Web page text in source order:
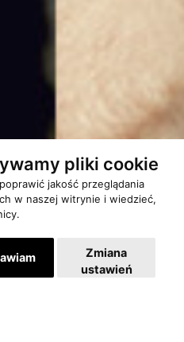
pliki cookie
jakość przeglądania
w naszej witrynie i wiedzieć,
Zmiana
ustawień